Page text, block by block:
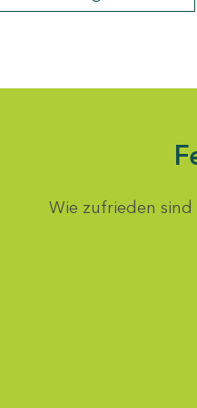
Wie zufrieden sind